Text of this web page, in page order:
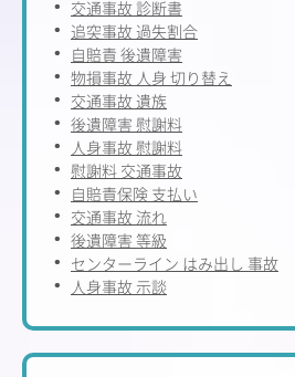
交通事故 診断書
追突事故 過失割合
自賠責 後遺障害
物損事故 人身 切り替え
交通事故 遺族
後遺障害 慰謝料
人身事故 慰謝料
慰謝料 交通事故
自賠責保険 支払い
交通事故 流れ
後遺障害 等級
センターライン はみ出し 事故
人身事故 示談